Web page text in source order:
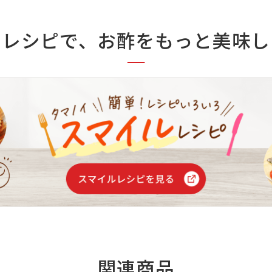
シピで、 お酢をもっと美味